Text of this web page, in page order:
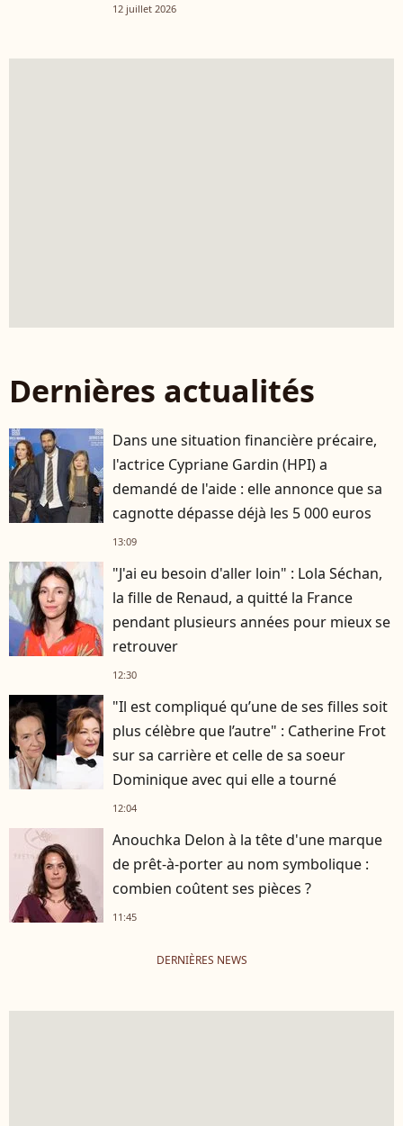
12 juillet 2026
Dernières actualités
Dans une situation financière précaire,
l'actrice Cypriane Gardin (HPI) a
demandé de l'aide : elle annonce que sa
cagnotte dépasse déjà les 5 000 euros
13:09
"J'ai eu besoin d'aller loin" : Lola Séchan,
la fille de Renaud, a quitté la France
pendant plusieurs années pour mieux se
retrouver
12:30
"Il est compliqué qu’une de ses filles soit
plus célèbre que l’autre" : Catherine Frot
sur sa carrière et celle de sa soeur
Dominique avec qui elle a tourné
12:04
Anouchka Delon à la tête d'une marque
de prêt-à-porter au nom symbolique :
combien coûtent ses pièces ?
11:45
DERNIÈRES NEWS